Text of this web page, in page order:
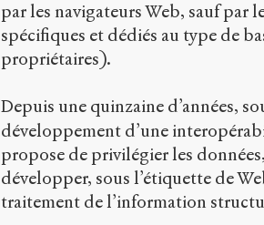
par les navigateurs Web, sauf par
spécifiques et dédiés au type de
propriétaires).
Depuis une quinzaine d’années,
développement d’une
propose de privilégier les
développer, sous l’étiquette de
traitement de l’information